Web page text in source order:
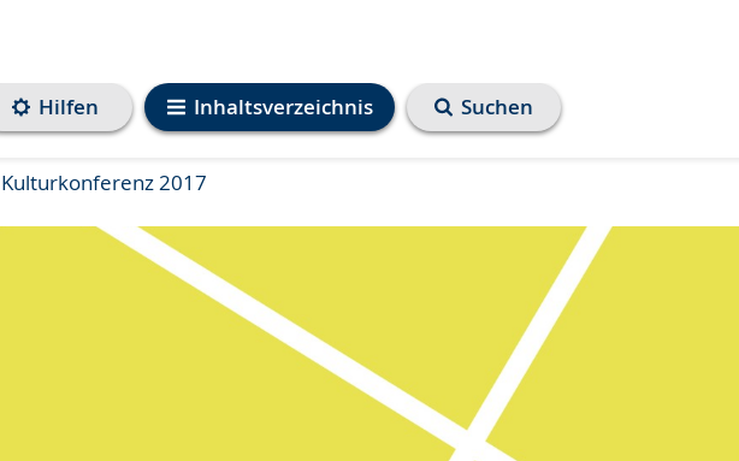
Inhaltsverzeichnis
Hilfen Suchen
2017